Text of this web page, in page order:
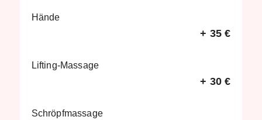
Hände
+ 35 €
Lifting-Massage
+ 30 €
Schröpfmassage